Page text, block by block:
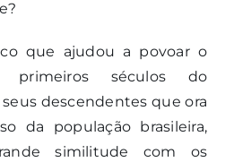
que ajudou a povoar o
séculos do
descendentes que ora
da população brasileira,
similitude com os